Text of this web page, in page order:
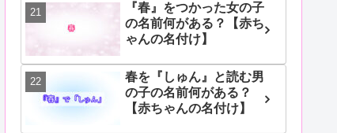
『春』をつかった女の子
の名前何がある？【赤ち
ゃんの名付け】
春を『しゅん』と読む男
の子の名前何がある？
【赤ちゃんの名付け】